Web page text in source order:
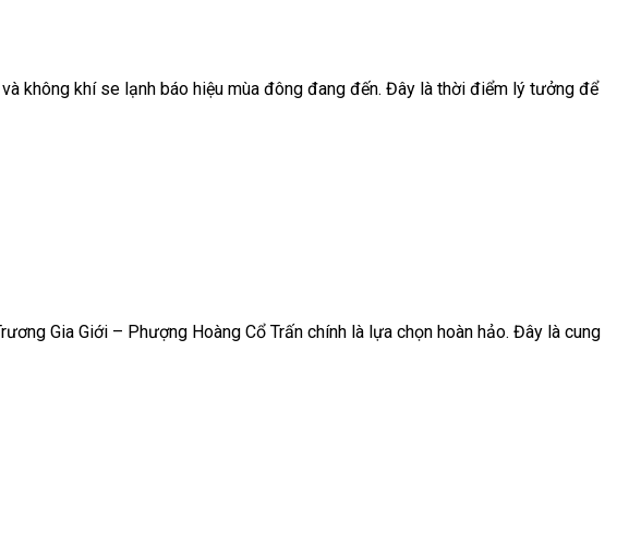
không khí se lạnh báo hiệu mùa đông đang đến. Đây là thời điểm lý tưởng để
Gia Giới – Phượng Hoàng Cổ Trấn chính là lựa chọn hoàn hảo. Đây là cung